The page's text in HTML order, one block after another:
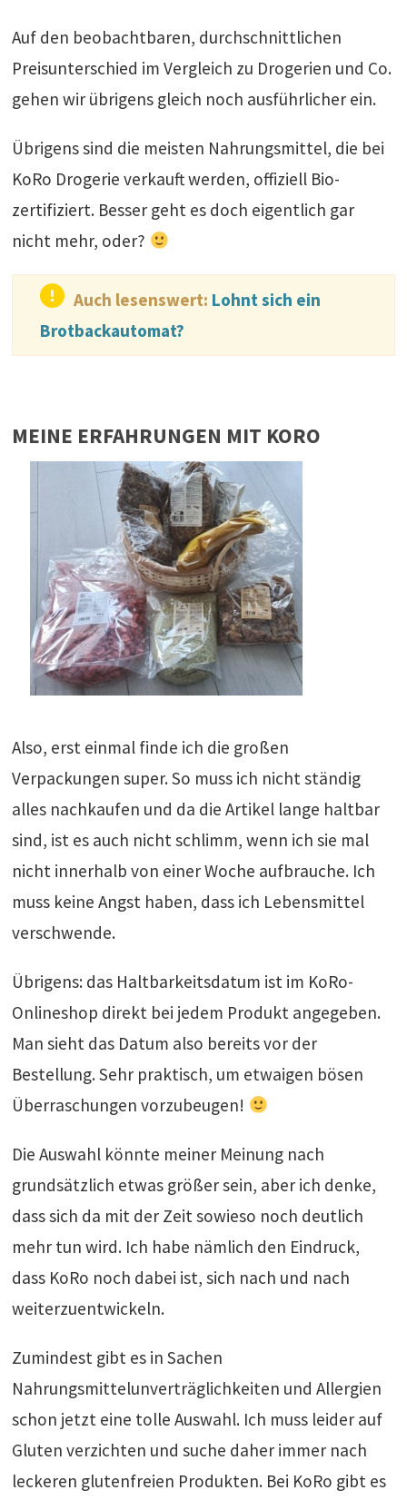
Auf den beobachtbaren, durchschnittlichen
Preisunterschied im Vergleich zu Drogerien und Co.
gehen wir übrigens gleich noch ausführlicher ein.
Übrigens sind die meisten Nahrungsmittel, die bei
KoRo Drogerie verkauft werden, offiziell Bio-
zertifiziert. Besser geht es doch eigentlich gar
nicht mehr, oder?
Auch lesenswert: Lohnt sich ein
Brotbackautomat?
MEINE ERFAHRUNGEN MIT KORO
Also, erst einmal finde ich die großen
Verpackungen super. So muss ich nicht ständig
alles nachkaufen und da die Artikel lange haltbar
sind, ist es auch nicht schlimm, wenn ich sie mal
nicht innerhalb von einer Woche aufbrauche. Ich
muss keine Angst haben, dass ich Lebensmittel
verschwende.
Übrigens: das Haltbarkeitsdatum ist im KoRo-
Onlineshop direkt bei jedem Produkt angegeben.
Man sieht das Datum also bereits vor der
Bestellung. Sehr praktisch, um etwaigen bösen
Überraschungen vorzubeugen!
Die Auswahl könnte meiner Meinung nach
grundsätzlich etwas größer sein, aber ich denke,
dass sich da mit der Zeit sowieso noch deutlich
mehr tun wird. Ich habe nämlich den Eindruck,
dass KoRo noch dabei ist, sich nach und nach
weiterzuentwickeln.
Zumindest gibt es in Sachen
Nahrungsmittelunverträglichkeiten und Allergien
schon jetzt eine tolle Auswahl. Ich muss leider auf
Gluten verzichten und suche daher immer nach
leckeren glutenfreien Produkten. Bei KoRo gibt es